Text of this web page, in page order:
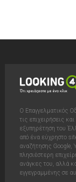
Ο Επαγγελματικός
τις επιχειρήσεις
εξυπηρέτηση του
από ένα εύχρηστο
αναζήτησης Google,
πλησιέστερη
ανάγκες του, αλλά
εγγεγραμμένης σε